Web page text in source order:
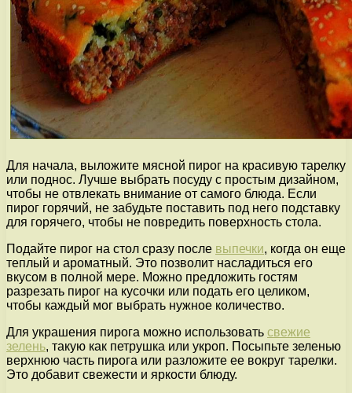
Для начала, выложите мясной пирог на красивую тарелку
или поднос. Лучше выбрать посуду с простым дизайном,
чтобы не отвлекать внимание от самого блюда. Если
пирог горячий, не забудьте поставить под него подставку
для горячего, чтобы не повредить поверхность стола.
Подайте пирог на стол сразу после выпечки, когда он еще
теплый и ароматный. Это позволит насладиться его
вкусом в полной мере. Можно предложить гостям
разрезать пирог на кусочки или подать его целиком,
чтобы каждый мог выбрать нужное количество.
Для украшения пирога можно использовать свежие
зелень, такую как петрушка или укроп. Посыпьте зеленью
верхнюю часть пирога или разложите ее вокруг тарелки.
Это добавит свежести и яркости блюду.